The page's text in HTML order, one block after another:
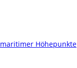
Höhepunkte